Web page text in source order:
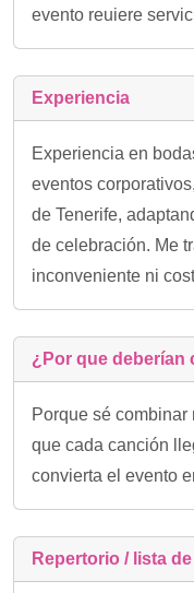
evento reuiere
Experiencia
Experiencia en
eventos
de Tenerife,
de celebración. Me
inconveniente ni
¿Por que deberían
Porque sé
que cada canción
convierta el evento
Repertorio / lista